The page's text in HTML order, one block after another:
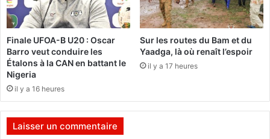
e
n
u
e
s
d
n
d
e
b
o
n
z
j
e
Finale UFOA-B U20 : Oscar
Barro veut conduire les
Étalons à la CAN en battant le
Nigeria
il y a 16 heures
Sur les routes du Bam et du
Yaadga, là où renaît l’espoir
il y a 17 heures
Laisser un commentaire